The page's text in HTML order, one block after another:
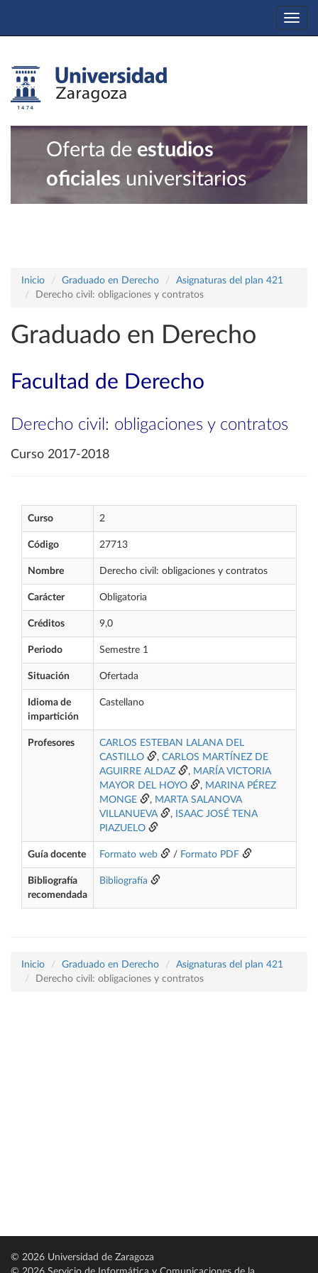
Oferta de estudios
oficiales universitarios
Inicio Graduado en Derecho
Asignaturas del plan 421
Derecho civil: obligaciones y contratos
Graduado en Derecho
Facultad de Derecho
Derecho civil: obligaciones y contratos
Curso 2017-2018
Curso 2
Código 27713
Nombre Derecho civil: obligaciones y contratos
Carácter Obligatoria
Créditos 9,0
Periodo Semestre 1
Situación Ofertada
Idioma de
impartición
Castellano
Profesores
CARLOS ESTEBAN LALANA DEL
CASTILLO
, CARLOS MARTÍNEZ DE
AGUIRRE ALDAZ
, MARÍA VICTORIA
MAYOR DEL HOYO
, MARINA PÉREZ
MONGE
, MARTA SALANOVA
VILLANUEVA
, ISAAC JOSÉ TENA
PIAZUELO
Guía docente Formato web / Formato PDF
Bibliografía
recomendada
Bibliografía
Inicio Graduado en Derecho
Asignaturas del plan 421
Derecho civil: obligaciones y contratos
© 2026 Universidad de Zaragoza